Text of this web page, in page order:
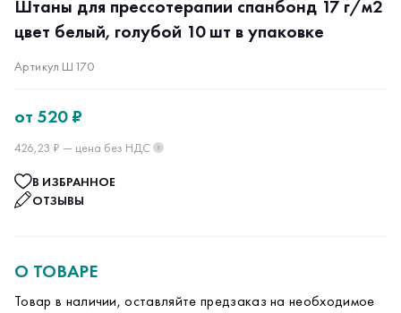
Штаны для прессотерапии спанбонд 17 г/м2
цвет белый, голубой 10 шт в упаковке
Артикул Ш170
от 520 ₽
426,23 ₽ — цена без НДС ?
В ИЗБРАННОЕ
ОТЗЫВЫ
О ТОВАРЕ
Товар в наличии, оставляйте предзаказ на необходимое